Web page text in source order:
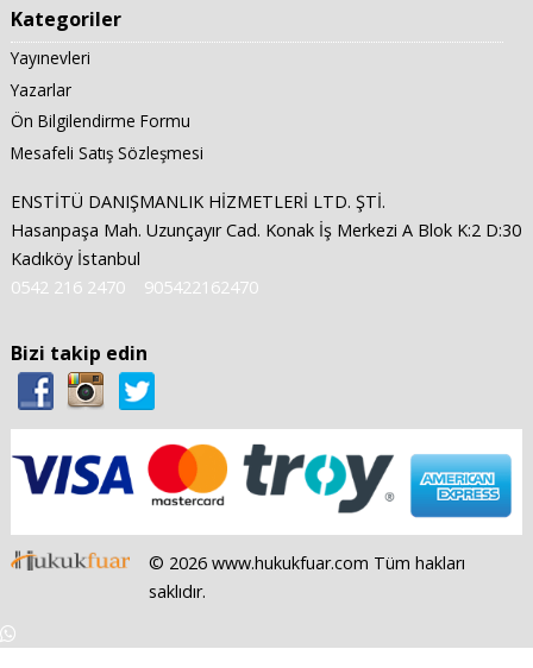
Kategoriler
Yayınevleri
Yazarlar
Ön Bilgilendirme Formu
Mesafeli Satış Sözleşmesi
ENSTİTÜ DANIŞMANLIK HİZMETLERİ LTD. ŞTİ.
Hasanpaşa Mah. Uzunçayır Cad. Konak İş Merkezi A Blok K:2 D:30
Kadıköy İstanbul
0542 216 2470
905422162470
Bizi takip edin
© 2026 www.hukukfuar.com Tüm hakları
saklıdır.